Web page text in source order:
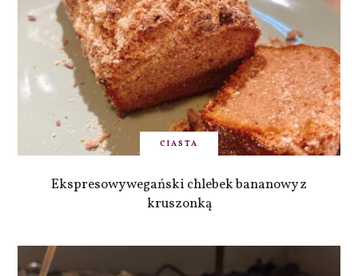
CIASTA
Ekspresowy wegański chlebek bananowy z
kruszonką